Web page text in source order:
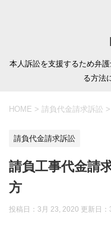
本人訴訟を支援するため弁
る方法
HOME > 請負代金請求訴訟 >
請負代金請求訴訟
請負工事代金請
方
投稿日：3月 23, 2020 更新日：